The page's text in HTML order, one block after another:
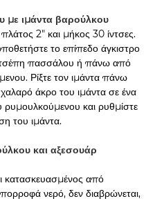
με ιμάντα βαρούλκου
2" και μήκος 30 ίντσες.
το επίπεδο άγκιστρο
τσέπη πασσάλου ή πάνω από
Ρίξτε τον ιμάντα πάνω
άκρο του ιμάντα σε ένα
και ρυθμίστε
του ιμάντα.
και αξεσουάρ
κατασκευασμένος από
νερό, δεν διαβρώνεται,